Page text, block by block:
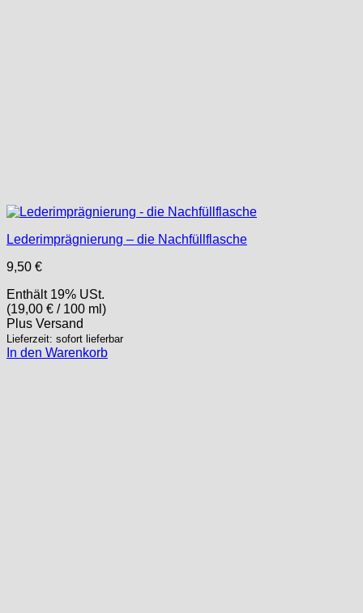
Lederimprägnierung – die Nachfüllflasche
9,50 €
Enthält 19% USt.
(19,00 € / 100 ml)
Plus Versand
Lieferzeit: sofort lieferbar
In den Warenkorb